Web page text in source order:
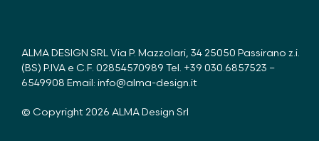
ALMA DESIGN SRL Via P. Mazzolari, 34 25050 Passirano z.i.
(BS) P.IVA e C.F. 02854570989 Tel. +39 030.6857523 –
6549908 Email: info@alma-design.it
© Copyright 2026 ALMA Design Srl